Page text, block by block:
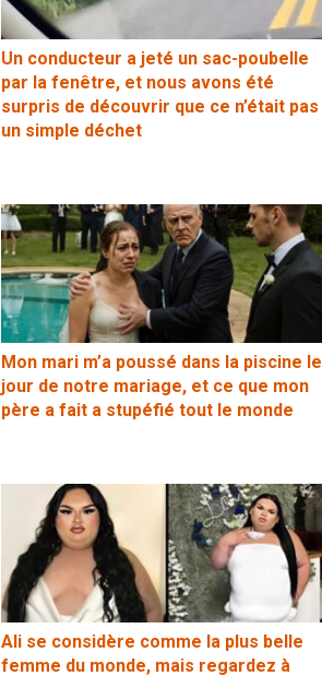
Un conducteur a jeté un sac-poubelle
par la fenêtre, et nous avons été
surpris de découvrir que ce n’était pas
un simple déchet
Mon mari m’a poussé dans la piscine le
jour de notre mariage, et ce que mon
père a fait a stupéfié tout le monde
Ali se considère comme la plus belle
femme du monde, mais regardez à